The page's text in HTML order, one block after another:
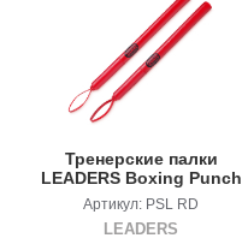
Тренерские палки
LEADERS Boxing Punch
Sticks RD
Артикул: PSL RD
LEADERS